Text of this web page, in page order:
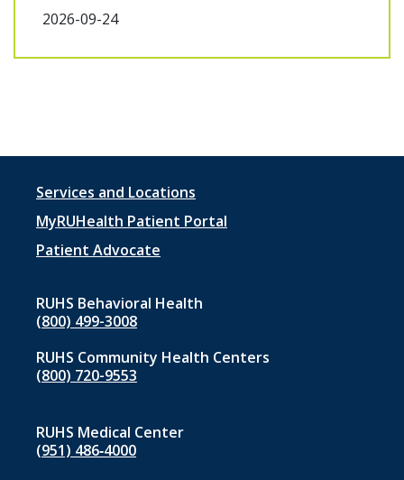
2026-09-24
Footer
menu
1
Services and Locations
MyRUHealth Patient Portal
Patient Advocate
RUHS Behavioral Health
(800) 499-3008
RUHS Community Health Centers
(800) 720-9553
RUHS Medical Center
(951) 486‑4000